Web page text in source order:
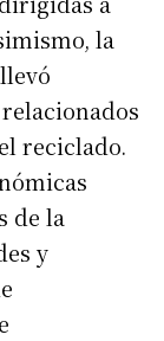
la
reciclado.
de la
y